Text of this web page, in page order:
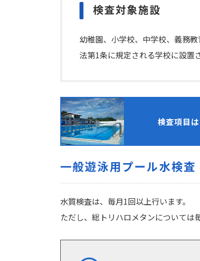
検査対象施設
幼稚園、小学校、中学校、義務
法第1条に規定される学校に設置
検査項目
一般遊泳用プール水検査
水質検査は、毎月1回以上行います。
ただし、総トリハロメタンについては